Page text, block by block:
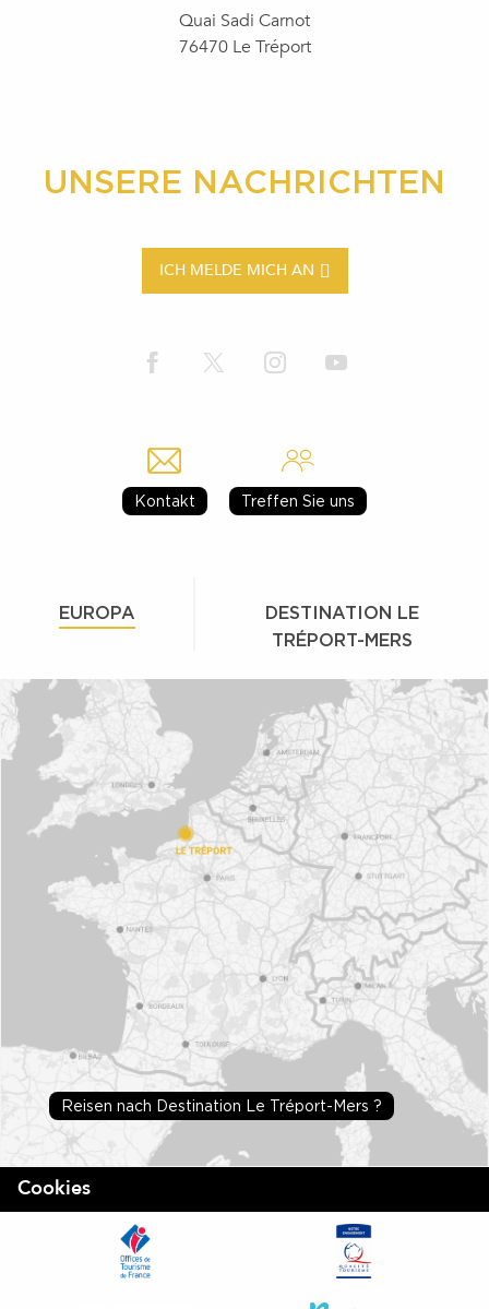
Quai Sadi Carnot
76470 Le Tréport
UNSERE NACHRICHTEN
ICH MELDE MICH AN
Kontakt Treffen Sie uns
EUROPA
DESTINATION LE
TRÉPORT-MERS
Reisen nach Destination Le Tréport-Mers ?
Cookies